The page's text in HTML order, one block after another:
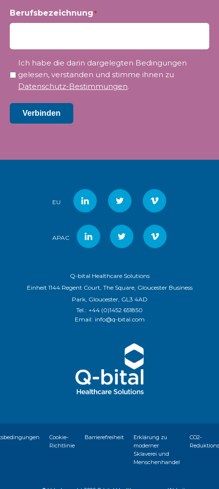
Berufsbezeichnung*
Privatsphäre*
Ich habe die darin dargelegten Bedingungen
gelesen, verstanden und stimme ihnen zu
Datenschutz-Bestimmungen.
Verbinden
EU
APAC
Q-bital Healthcare Solutions
Einheit 1144 Regent Court, The Square, Gloucester Business
Park, Gloucester, GL3 4AD
Tel.: +44 (0)1452 651850
Email: info@q-bital.com
Cookie-
Richtlinie
Barrierefreiheit
Erklärung zu
moderner
Sklaverei und
Menschenhandel
CO2-